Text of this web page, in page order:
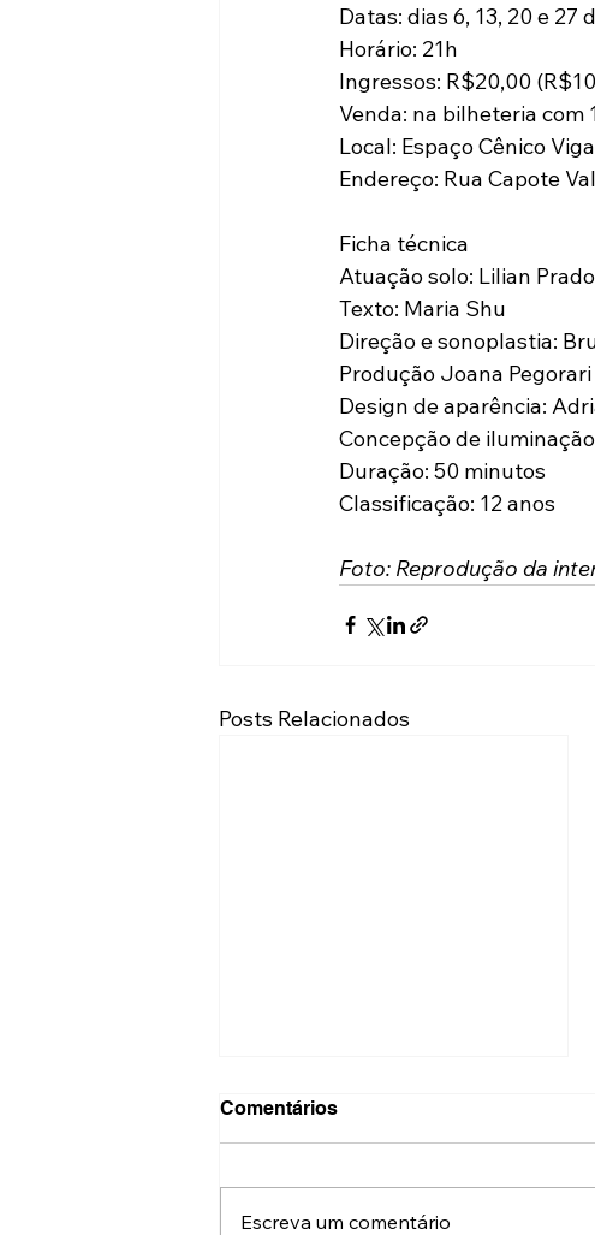
Datas: dias 6, 13, 20 e 27
Horário: 21h
Ingressos: R$20,00
Venda: na bilheteria com
Local: Espaço Cênico Viga
Endereço: Rua Capote
Ficha técnica
Atuação solo: Lilian Prado
Texto: Maria Shu
Direção e sonoplastia:
Produção Joana Pegorari
Design de aparência:
Concepção de
Duração: 50 minutos
Classificação: 12 anos
Foto: Reprodução da
Posts Relacionados
Comentários
Escreva um comentário